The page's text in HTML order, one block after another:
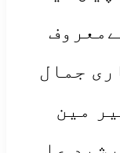
جمال
مین